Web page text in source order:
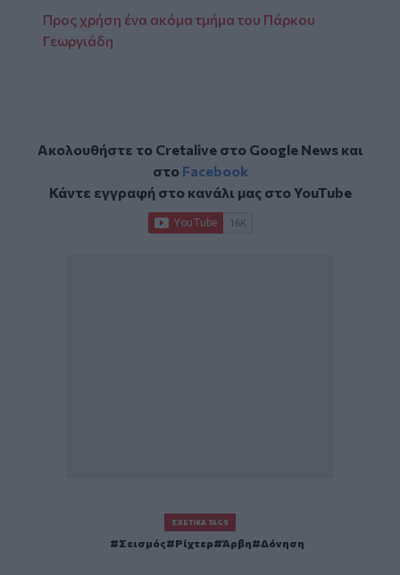
Προς χρήση ένα ακόμα τμήμα του Πάρκου
Γεωργιάδη
Ακολουθήστε το Cretalive στο Google Newsκαι
στο Facebook
Κάντε εγγραφή στο κανάλι μας στοYouTube
ΣΧΕΤΙΚΆ TAGS
Σεισμός Ρίχτερ Άρβη Δόνηση